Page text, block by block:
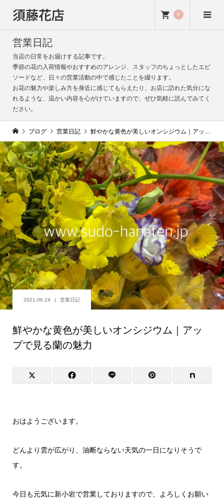
須藤花店 0
営業日記
当店の日常をお届けする記事です。
季節の花の入荷情報やおすすめのアレンジ、スタッフのちょっとしたエピ
ソードなど、日々の営業活動の中で感じたことを綴ります。
お花の魅力や楽しみ方を身近に感じてもらえたり、お店に訪れた気分にな
れるような、温かい内容を心がけていますので、ぜひ気軽に読んでみてく
ださい。
ブログ 営業日記 鮮やかな黄色が美しいオンシジウム｜アップで見る蘭の魅力
2021.06.24 営業日記
鮮やかな黄色が美しいオンシジウム｜アッ
プで見る蘭の魅力
おはようございます。
どんより雲が広がり、油断ならない天気の一日になりそうで
す。
今日も元気に新小岩で営業しておりますので、よろしくお願い